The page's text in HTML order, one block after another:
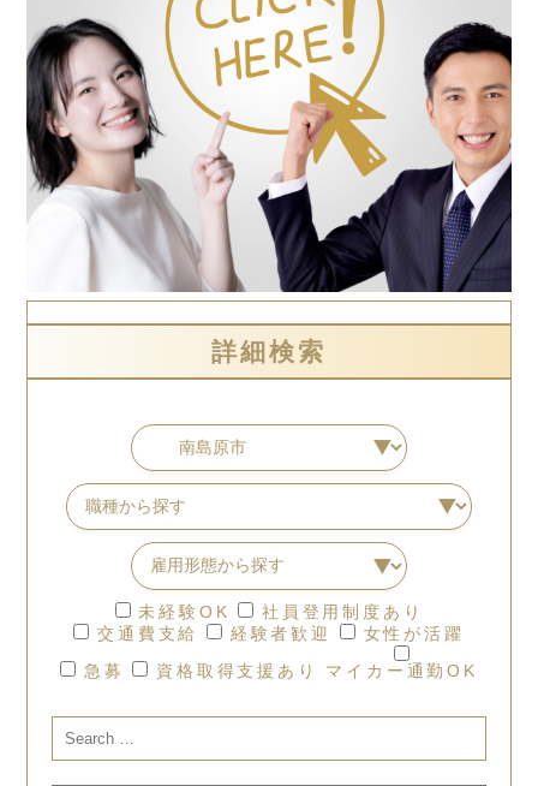
詳細検索
未経験OK
社員登用制度あり
交通費支給
経験者歓迎
女性が活躍
急募
資格取得支援あり マイカー通勤OK